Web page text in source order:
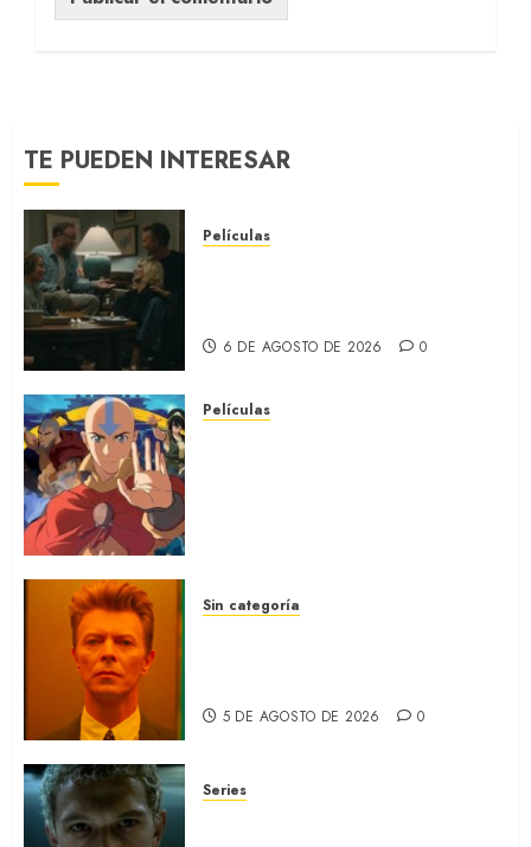
TE PUEDEN INTERESAR
Películas
6 DE AGOSTO DE 2026 0
Películas
Sin categoría
5 DE AGOSTO DE 2026 0
Series